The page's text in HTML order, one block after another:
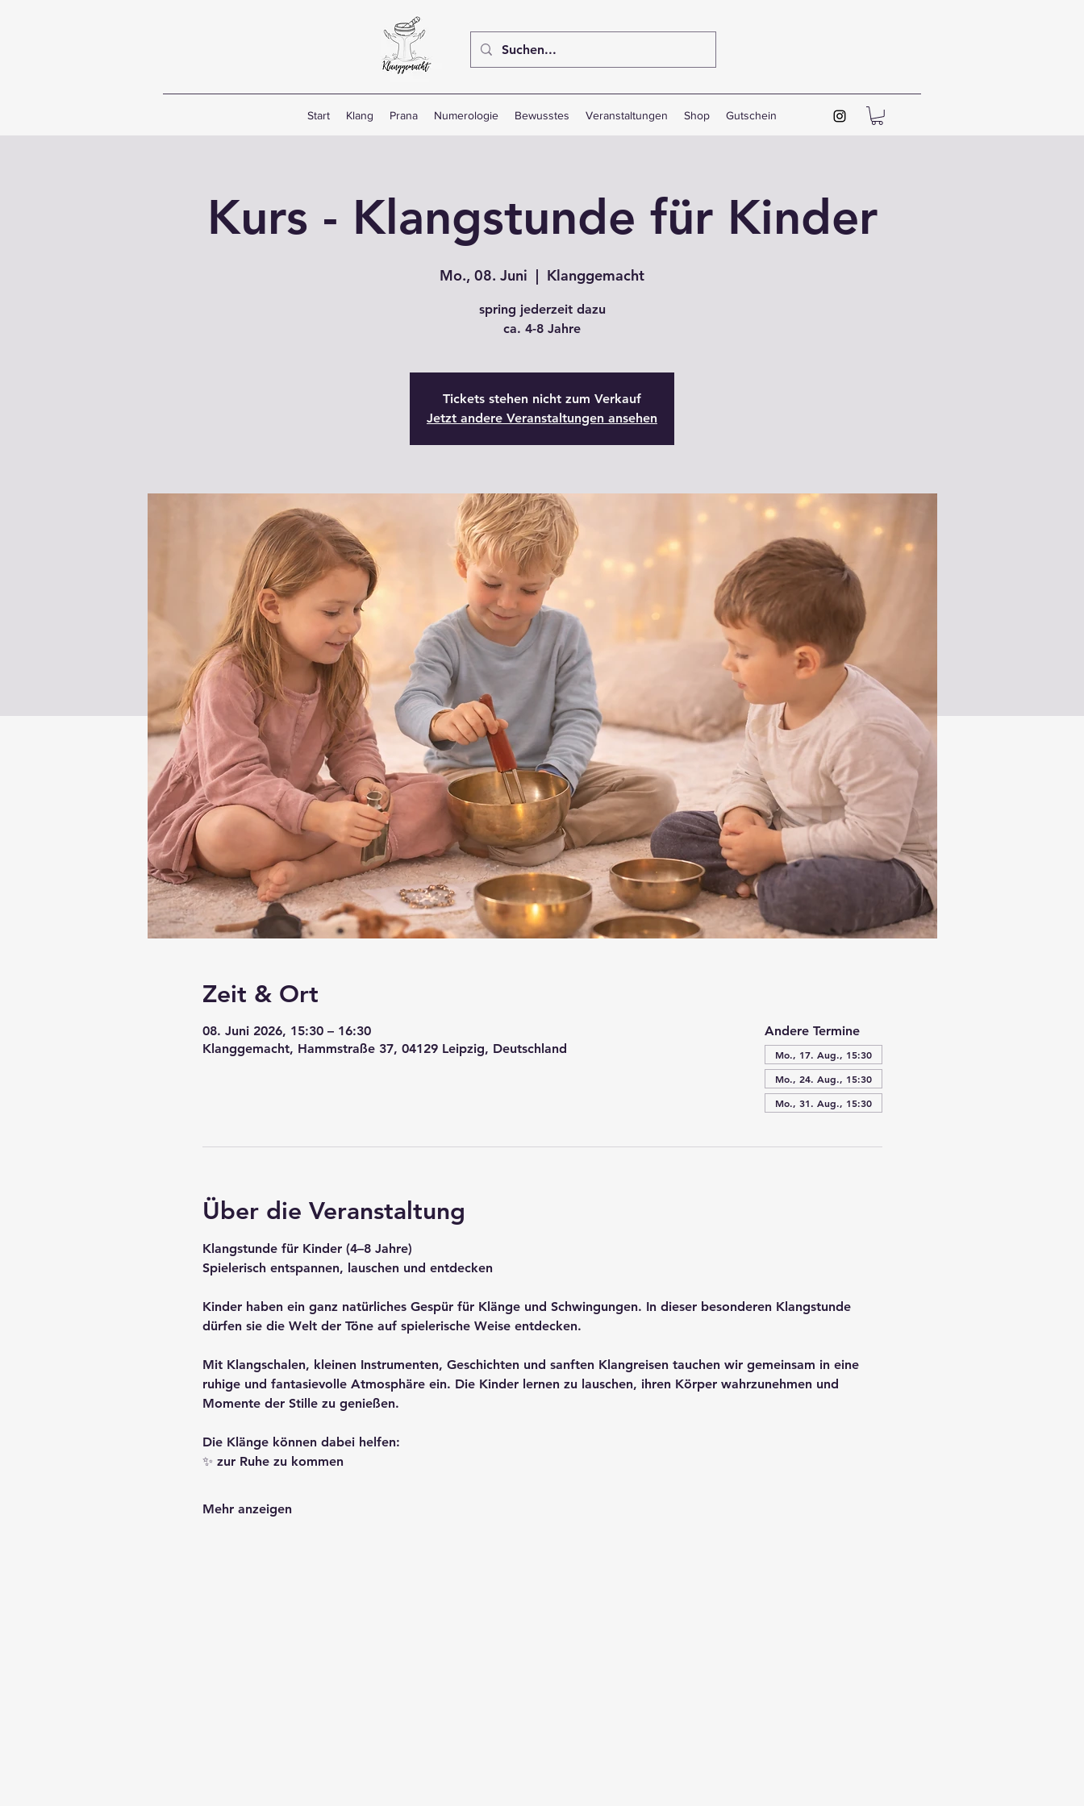
Start Klang Prana Numerologie Bewusstes Veranstaltungen Shop Gutschein
Kurs - Klangstunde für Kinder
Mo., 08. Juni
  |
Klanggemacht
spring jederzeit dazu
ca. 4-8 Jahre
Tickets stehen nicht zum Verkauf
Jetzt andere Veranstaltungen ansehen
Zeit & Ort
08. Juni 2026, 15:30 – 16:30
Klanggemacht, Hammstraße 37, 04129 Leipzig, Deutschland
Andere Termine
Mo., 17. Aug., 15:30
Mo., 24. Aug., 15:30
Mo., 31. Aug., 15:30
Über die Veranstaltung
Klangstunde für Kinder (4–8 Jahre)
Spielerisch entspannen, lauschen und entdecken
Kinder haben ein ganz natürliches Gespür für Klänge und Schwingungen. In dieser besonderen Klangstunde
dürfen sie die Welt der Töne auf spielerische Weise entdecken.
Mit Klangschalen, kleinen Instrumenten, Geschichten und sanften Klangreisen tauchen wir gemeinsam in eine
ruhige und fantasievolle Atmosphäre ein. Die Kinder lernen zu lauschen, ihren Körper wahrzunehmen und
Momente der Stille zu genießen.
Die Klänge können dabei helfen:
✨ zur Ruhe zu kommen
Mehr anzeigen